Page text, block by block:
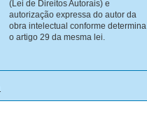
(Lei de Direitos Autorais) e
autorização expressa do autor da
obra intelectual conforme determina
o artigo 29 da mesma lei.